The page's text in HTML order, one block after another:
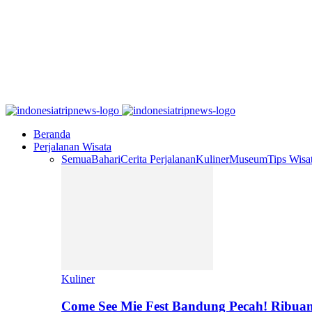
Beranda
Perjalanan Wisata
SemuaBahariCerita PerjalananKulinerMuseumTips
Kuliner
Come See Mie Fest Bandung Pecah!